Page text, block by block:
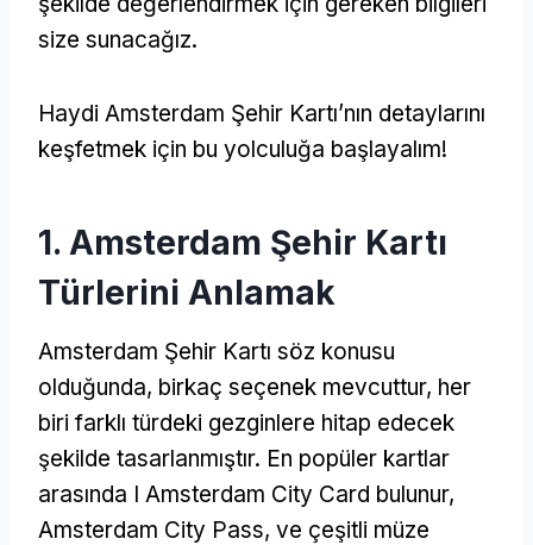
size sunacağız.
Haydi Amsterdam Şehir Kartı’nın detaylarını
keşfetmek için bu yolculuğa başlayalım!
1. Amsterdam Şehir Kartı
Türlerini Anlamak
Amsterdam Şehir Kartı söz konusu
olduğunda, birkaç seçenek mevcuttur, her
biri farklı türdeki gezginlere hitap edecek
şekilde tasarlanmıştır. En popüler kartlar
arasında I Amsterdam City Card bulunur,
Amsterdam City Pass, ve çeşitli müze